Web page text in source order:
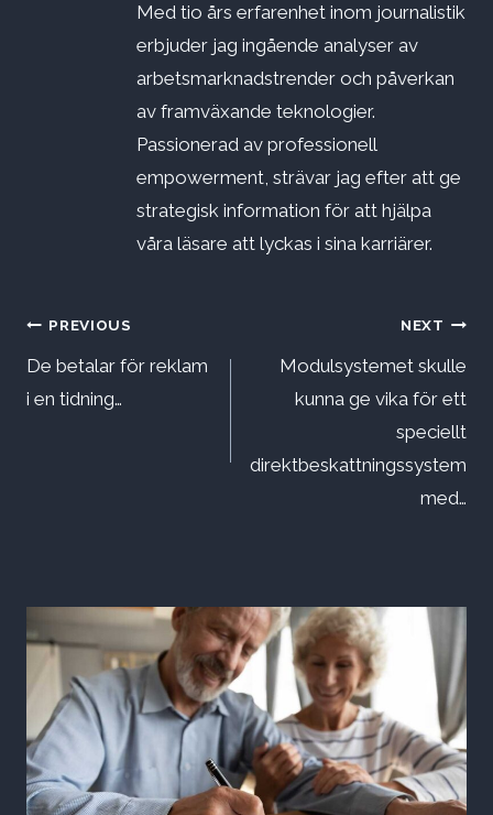
Med tio års erfarenhet inom journalistik
erbjuder jag ingående analyser av
arbetsmarknadstrender och påverkan
av framväxande teknologier.
Passionerad av professionell
empowerment, strävar jag efter att ge
strategisk information för att hjälpa
våra läsare att lyckas i sina karriärer.
Inläggsnavigering
PREVIOUS
De betalar för reklam
i en tidning…
NEXT
Modulsystemet skulle
kunna ge vika för ett
speciellt
direktbeskattningssystem
med…